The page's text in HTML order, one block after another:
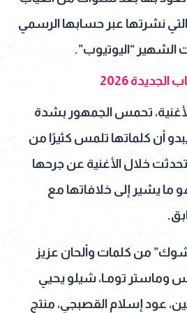
نشرتها عبر حسابها الرسمي
الشهير “اليوتيوب”.
2026
تحمس الجمهور بشدة
يبدو أن كلماتها تلمس كثيرًا من
تحدثت خلال الأغنية عن جرحها
ما يشير إلى خلافاتها مع
من كلمات وألحان عزيز
وماستر تومـا، شيلو يحيي
عود إسلام القصبجي، منتج